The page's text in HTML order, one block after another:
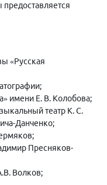
«Русская
имени Е. В. Колобова;
театр К. С.
Данченко;
Пресняков-
Волков;